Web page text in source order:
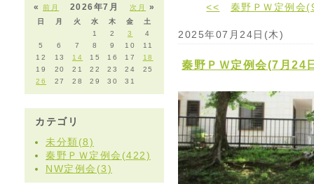
«前月 次月 »
2026年7月
日 月 火 水 木 金
土
1
2 3
4
5
6 7 8 9 10
11
12
13 14 15 16 17
18
19
20 21 22 23 24
25
26
27 28 29 30 31
カテゴリ
未分類(8)
秦野ＰＷ定例会(422)
NW定例会(3)
<< 秦野ＰＷ定例会
2025年07月24日(木)
秦野ＰＷ定例会(7月24